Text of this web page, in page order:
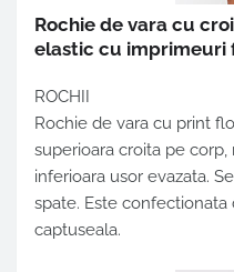
Rochie de vara cu
elastic cu imprimeuri
ROCHII
Rochie de vara cu print
superioara croita pe
inferioara usor evazata.
spate. Este confectionata
captuseala.